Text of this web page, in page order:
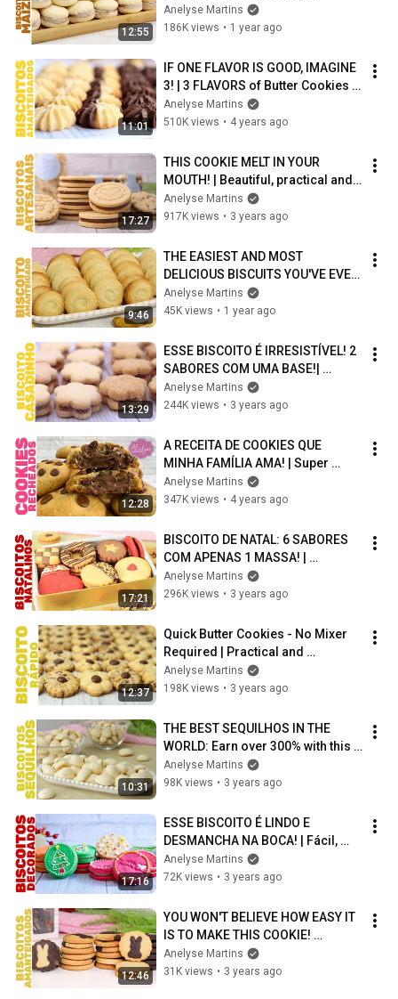
12:55
BISCUITS THAT MELT IN YOUR
MOUTH!
Anelyse Martins
186K views • 1 year ago
11:01
IF ONE FLAVOR IS GOOD, IMAGINE
3! | 3 FLAVORS of Butter Cookies
with the SAME BASE
Anelyse Martins
510K views • 4 years ago
17:27
THIS COOKIE MELT IN YOUR
MOUTH! | Beautiful, practical and
simply delicious!
Anelyse Martins
917K views • 3 years ago
9:46
THE EASIEST AND MOST
DELICIOUS BISCUITS YOU'VE EVER
SEEN! Melts in your mouth and
contains NO EGG!
Anelyse Martins
45K views • 1 year ago
13:29
ESSE BISCOITO É IRRESISTÍVEL! 2
SABORES COM UMA BASE!|
Delicioso, prático e super
econômico!
Anelyse Martins
244K views • 3 years ago
12:28
A RECEITA DE COOKIES QUE
MINHA FAMÍLIA AMA! | Super
recheado e impossível de
resistir! Venda muito!
Anelyse Martins
347K views • 4 years ago
17:21
BISCOITO DE NATAL: 6 SABORES
COM APENAS 1 MASSA! |
Deliciosos, práticos e super
vendáveis!
Anelyse Martins
296K views • 3 years ago
12:37
Quick Butter Cookies - No Mixer
Required | Practical and
delicious! They melt in your
mouth!
Anelyse Martins
198K views • 3 years ago
10:31
THE BEST SEQUILHOS IN THE
WORLD: Earn over 300% with this
recipe! | Easy to make and
delicious
Anelyse Martins
98K views • 3 years ago
17:16
ESSE BISCOITO É LINDO E
DESMANCHA NA BOCA! | Fácil,
prático e delicioso! VENDA MUITO
NO NATAL!
Anelyse Martins
72K views • 3 years ago
12:46
YOU WON'T BELIEVE HOW EASY IT
IS TO MAKE THIS COOKIE!
Delicious and Perfect for Easter
Anelyse Martins
31K views • 3 years ago